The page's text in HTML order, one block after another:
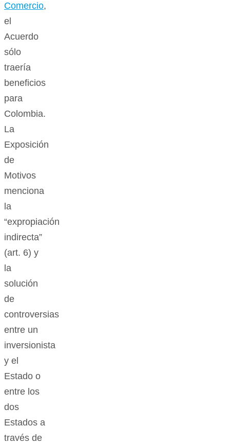
Comercio,
el
Acuerdo
sólo
traería
beneficios
para
Colombia.
La
Exposición
de
Motivos
menciona
la
“expropiación
indirecta”
(art. 6) y
la
solución
de
controversias
entre un
inversionista
y el
Estado o
entre los
dos
Estados a
través de